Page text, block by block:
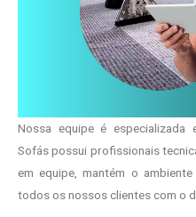
Nossa equipe é especializada
Sofás possui profissionais
em equipe, mantém o
todos os nossos clientes com o